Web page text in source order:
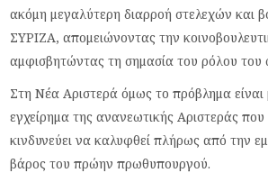
ακόμη μεγαλύτερη διαρροή στελεχών και
ΣΥΡΙΖΑ, απομειώνοντας την
αμφισβητώντας τη σημασία του ρόλου του
Στη Νέα Αριστερά όμως το πρόβλημα
εγχείρημα της ανανεωτικής Αριστεράς
κινδυνεύει να καλυφθεί πλήρως από την
βάρος του πρώην πρωθυπουργού.